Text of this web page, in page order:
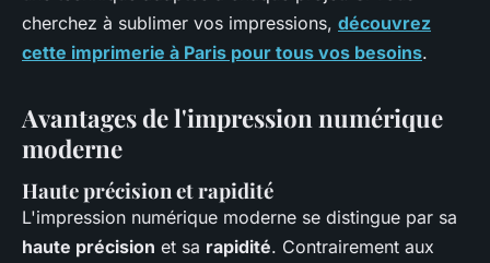
cherchez à sublimer vos impressions, découvrez
cette imprimerie à Paris pour tous vos besoins.
Avantages de l'impression numérique
moderne
Haute précision et rapidité
L'impression numérique moderne se distingue par sa
haute précision et sa rapidité. Contrairement aux